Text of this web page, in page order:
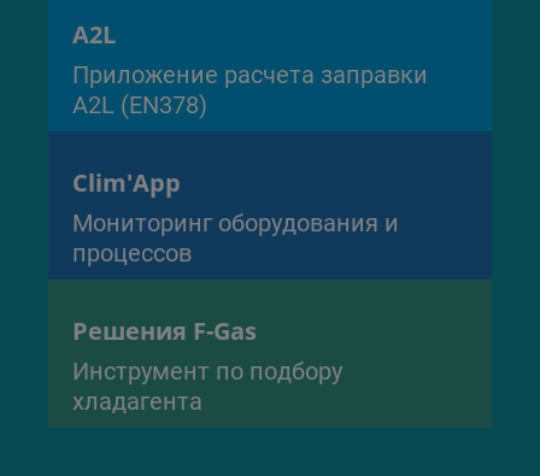
A2L
Приложение расчета заправки
A2L (EN378)
Clim'App
Мониторинг оборудования и
процессов
Решения F-Gas
Инструмент по подбору
хладагента